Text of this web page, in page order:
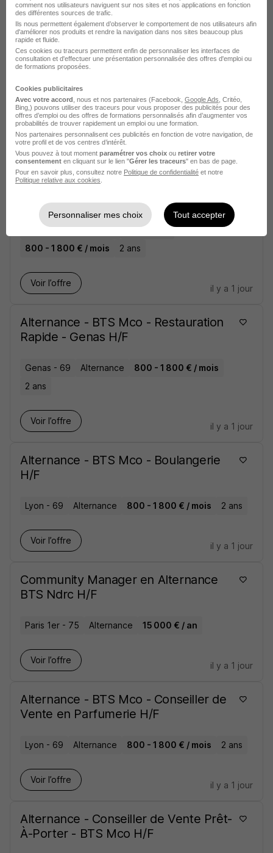
Voir l’offre
Alternance - BTS Mco - Restauration
Rapide - Saint-Priest H/F
Saint-Priest - 69
2 ans
Voir l’offre
il y a 1 jour
Alternance - BTS Mco - Restauration
Rapide - Saint-Genis-Laval H/F
Saint-Genis-Laval - 69
Alternance
800 - 1 800 € / mois
2 ans
Voir l’offre
il y a 1 jour
Alternance - BTS Mco - Restauration
Rapide - Genas H/F
Genas - 69 Alternance
800 - 1 800 € / mois
2 ans
Voir l’offre
il y a 1 jour
Alternance - BTS Mco - Boulangerie
H/F
Lyon - 69 Alternance 800 - 1 800 € / mois 2 ans
Voir l’offre
il y a 1 jour
Community Manager en Alternance
BTS Ndrc H/F
Paris 1er - 75 Alternance 15 000 € / an
Voir l’offre
il y a 1 jour
Alternance - BTS Mco - Conseiller de
Vente en Parfumerie H/F
Lyon - 69 Alternance 800 - 1 800 € / mois 2 ans
Voir l’offre
il y a 1 jour
Alternance - Conseiller de Vente Prêt-
À-Porter - BTS Mco H/F
comment nos utilisateurs naviguent sur nos sites et nos applications en fonction
des différentes sources de trafic.
Ils nous permettent également d’observer le comportement de nos utilisateurs afin
d'améliorer nos produits et rendre la navigation dans nos sites beaucoup plus
rapide et fluide.
Ces cookies ou traceurs permettent enfin de personnaliser les interfaces de
consultation et d'effectuer une présentation personnalisée des offres d'emploi ou
de formations proposées.
Cookies publicitaires
Avec votre accord , nous et nos partenaires (Facebook, Google Ads , Critéo,
Bing,) pouvons utiliser des traceurs pour vous proposer des publicités pour des
offres d’emploi ou des offres de formations personnalisés afin d’augmenter vos
probabilités de trouver rapidement un emploi ou une formation.
Nos partenaires personnalisent ces publicités en fonction de votre navigation, de
votre profil et de vos centres d’intérêt.
Vous pouvez à tout moment paramétrer vos choix ou retirer votre
consentement en cliquant sur le lien "Gérer les traceurs" en bas de page.
Pour en savoir plus, consultez notre Politique de confidentialité et notre
Politique relative aux cookies
Personnaliser mes choix Tout accepter